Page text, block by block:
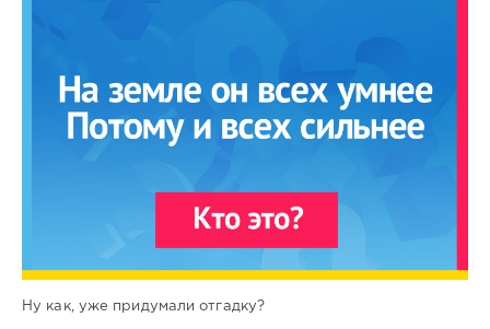
Ну как, уже придумали отгадку?